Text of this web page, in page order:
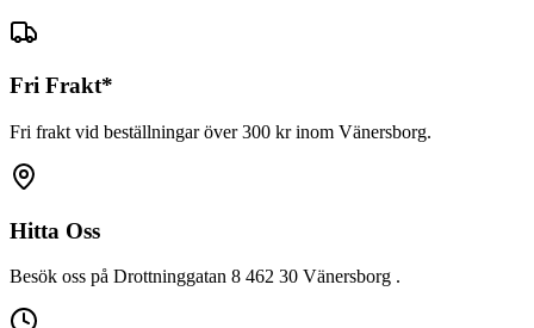
Fri Frakt*
Fri frakt vid beställningar över 300 kr inom Vänersborg.
Hitta Oss
Besök oss på Drottninggatan 8 462 30 Vänersborg .